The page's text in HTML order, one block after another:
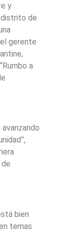
y
de
gerente
a
bien
temas